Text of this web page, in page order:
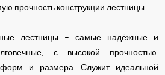
прочность конструкции лестницы.
лестницы – самые надёжные и
с высокой прочностью.
и размера. Служит идеальной